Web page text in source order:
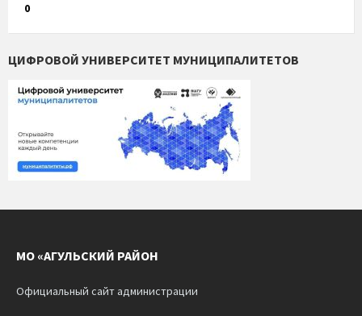
0
ЦИФРОВОЙ УНИВЕРСИТЕТ МУНИЦИПАЛИТЕТОВ
МО «АГУЛЬСКИЙ РАЙОН
Официальный сайт администрации